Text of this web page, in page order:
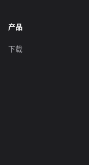
产品
下载